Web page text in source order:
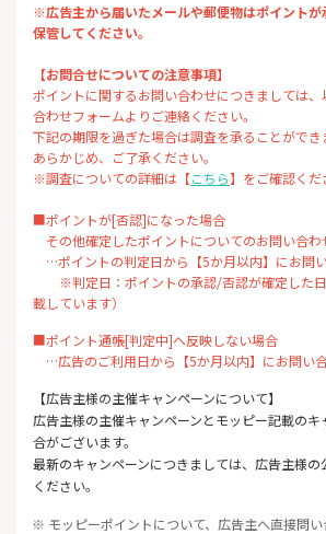
※広告主から届いたメールや郵便物はポイントが
保管してください。
【お問合せについての注意事項】
ポイントに関するお問い合わせにつきましては
合わせフォームよりご連絡ください。
下記の期限を過ぎた場合は調査を承ることができ
あらかじめ、ご了承ください。
※調査についての詳細は【こちら】をご確認くだ
■ポイントが[否認]になった場合
その他確定したポイントについてのお問い合わ
…ポイントの判定日から【5か月以内】にお問い
※判定日：ポイントの承認/否認が確定した日
載しています）
■ポイント通帳[判定中]へ反映しない場合
…広告のご利用日から【5か月以内】にお問い合
【広告主様の主催キャンペーンについて】
広告主様の主催キャンペーンとモッピー記載の
合がございます。
最新のキャンペーンにつきましては、広告主様
ください。
※ モッピーポイントについて、広告主へ直接問